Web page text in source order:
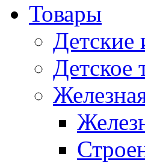
Товары
Детские
Детское